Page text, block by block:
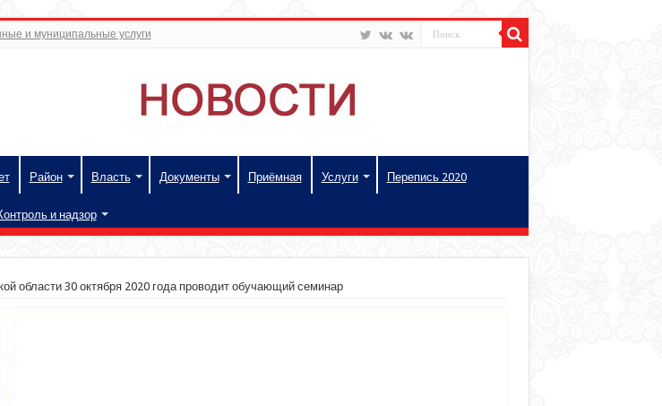
и муниципальные услуги
Район Власть Документы Приёмная Услуги Перепись 2020
и надзор
области 30 октября 2020 года проводит обучающий семинар